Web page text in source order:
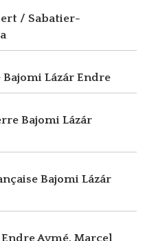
/ Sabatier-
Bajomi Lázár Endre
Bajomi Lázár
Bajomi Lázár
EndreAymé, Marcel